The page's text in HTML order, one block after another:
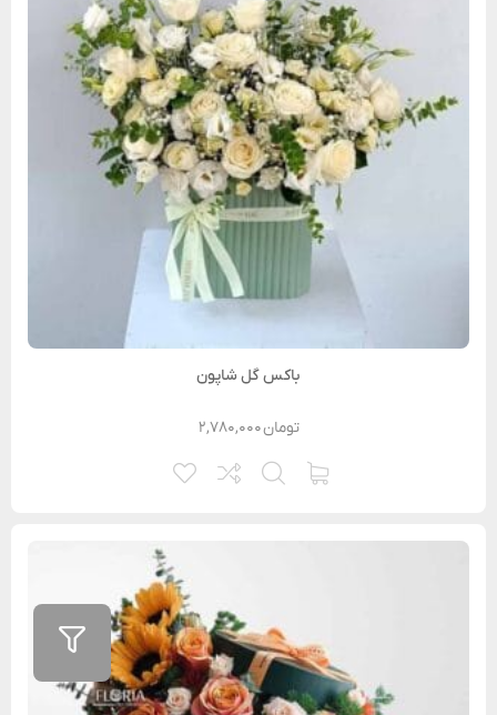
باکس گل شاپون
۲,۷۸۰,۰۰۰تومان